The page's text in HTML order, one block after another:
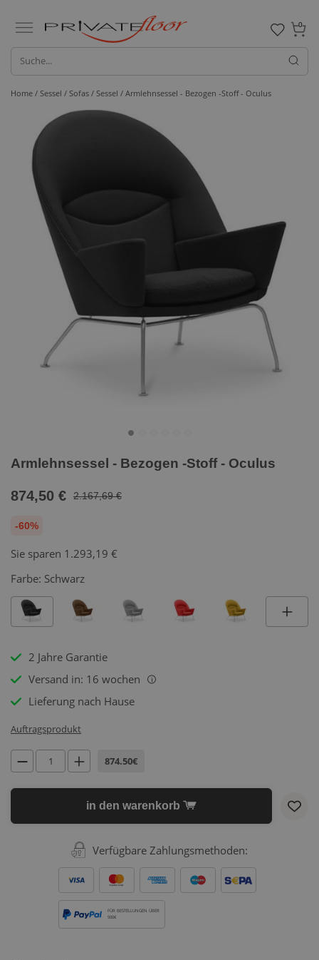
0
Home / Sessel / Sofas / Sessel / Armlehnsessel - Bezogen -Stoff - Oculus
Armlehnsessel - Bezogen -Stoff - Oculus
874,50 € 2.167,69 €
-60%
Sie sparen 1.293,19 €
Farbe: Schwarz
2 Jahre Garantie
Versand in: 16 wochen
i
Lieferung nach Hause
Auftragsprodukt
874.50€
in den warenkorb
Verfügbare Zahlungsmethoden:
FÜR BESTELLUNGEN ÜBER
500€